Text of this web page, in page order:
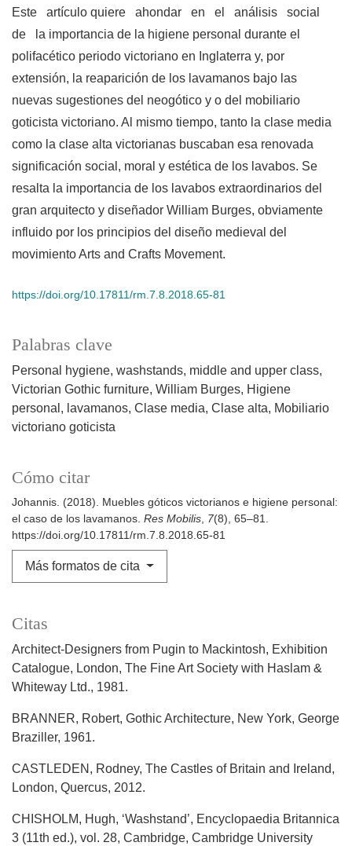
Palabras clave
Personal hygiene washstands middle and upper class
Victorian Gothic furniture William Burges Higiene
personal
lavamanos Clase media Clase alta
Mobiliario
victoriano goticista
Cómo citar
Johannis. (2018). Muebles góticos victorianos e higiene personal:
el caso de los lavamanos. Res Mobilis, 7(8), 65–81.
https://doi.org/10.17811/rm.7.8.2018.65-81
Más formatos de cita
Este artículo quiere ahondar en el análisis social
de la importancia de la higiene personal durante el
polifacético periodo victoriano en Inglaterra y, por
extensión, la reaparición de los lavamanos bajo las
nuevas sugestiones del neogótico y o del mobiliario
goticista victoriano. Al mismo tiempo, tanto la clase media
como la clase alta victorianas buscaban esa renovada
significación social, moral y estética de los lavabos. Se
resalta la importancia de los lavabos extraordinarios del
gran arquitecto y diseñador William Burges, obviamente
influido por los principios del diseño medieval del
movimiento Arts and Crafts Movement.
https://doi.org/10.17811/rm.7.8.2018.65-81
Citas
Architect-Designers from Pugin to Mackintosh, Exhibition
Catalogue, London, The Fine Art Society with Haslam &
Whiteway Ltd., 1981.
BRANNER, Robert, Gothic Architecture, New York, George
Braziller, 1961.
CASTLEDEN, Rodney, The Castles of Britain and Ireland,
London, Quercus, 2012.
CHISHOLM, Hugh, ‘Washstand’, Encyclopaedia Britannica
3 (11th ed.), vol. 28, Cambridge, Cambridge University